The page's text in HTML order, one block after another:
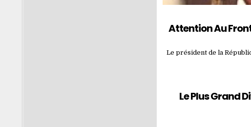
Attention Au
Le président de la
Le Plus Grand